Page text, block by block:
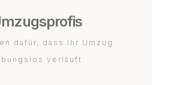
dafür, dass Ihr Umzug
verläuft.